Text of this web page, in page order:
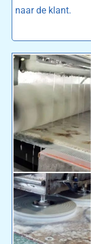
naar de klant.